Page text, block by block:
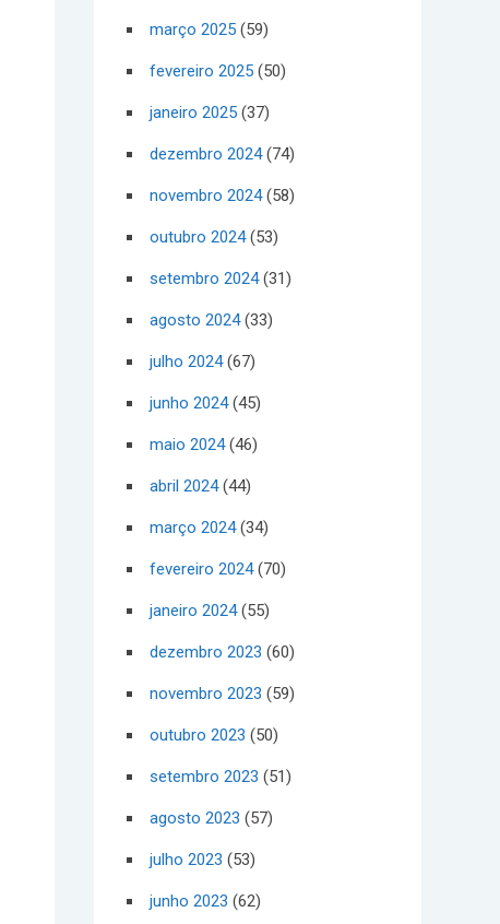
março 2025 (59)
fevereiro 2025 (50)
janeiro 2025 (37)
dezembro 2024(74)
novembro 2024(58)
outubro 2024(53)
setembro 2024(31)
agosto 2024(33)
julho 2024(67)
junho 2024(45)
maio 2024(46)
abril 2024(44)
março 2024(34)
fevereiro 2024(70)
janeiro 2024(55)
dezembro 2023 (60)
novembro 2023 (59)
outubro 2023 (50)
setembro 2023 (51)
agosto 2023 (57)
julho 2023 (53)
junho 2023 (62)